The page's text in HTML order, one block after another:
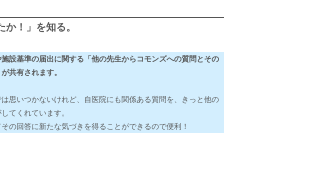
！」を知る。
設基準の届出に関する「他の先生からコモンズへの質問とその
共有されます。
は思いつかないけれど、自医院にも関係ある質問を、きっと他の
てくれています。
の回答に新たな気づきを得ることができるので便利！